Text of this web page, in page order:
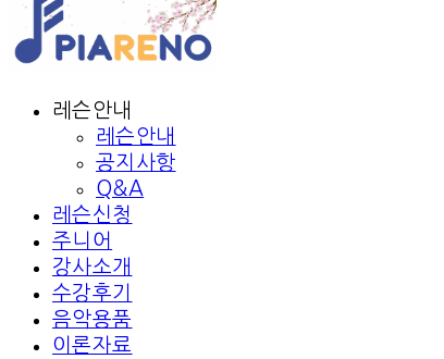
레슨안내
레슨안내
공지사항
Q&A
레슨신청
주니어
강사소개
수강후기
음악용품
이론자료